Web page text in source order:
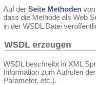
Auf der Seite Methoden
dass die Methode als Web
in der WSDL Datei
WSDL erzeugen
WSDL beschreibt in XML
Information zum Aufrufen
Parameter, etc.).